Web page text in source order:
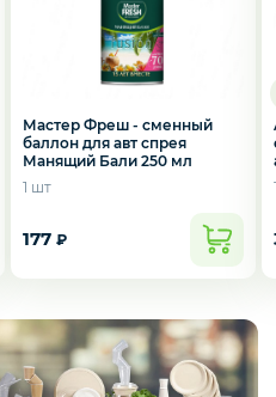
Мастер Фреш - сменный
баллон для авт спрея
Манящий Бали 250 мл
1 шт
177 ₽